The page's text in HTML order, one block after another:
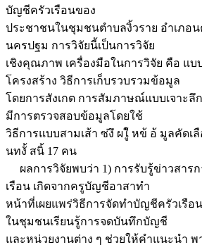
บัญชีครัวเรือนของ
ประชาชนในชุมชนตำบลงิ้วราย อำเภอ
นครปฐม การวิจัยนี้เป็นการวิจัย
เชิงคุณภาพ เครื่องมือในการวิจัย คือ แ
โครงสร้าง วิธีการเก็บรวบรวมข้อมูล
โดยการสังเกต การสัมภาษณ์แบบเจาะ
มีการตรวจสอบข้อมูลโดยใช้
วิธีการแบบสามเส้า ซ่งึ ผใู้ หข้ อ้ มูลคัดเลื
นทงั้ สนิ้ 17 คน
ผลการวิจัยพบว่า 1) การรับรู้ข่าวสาร
เรือน เกิดจากครูบัญชีอาสาทำ
หน้าที่เผยแพร่วิธีการจัดทำบัญชีครัวเรื
ในชุมชนเรียนรู้การจดบันทึกบัญชี
และหน่วยงานต่าง ๆ ช่วยให้คำแนะนำ